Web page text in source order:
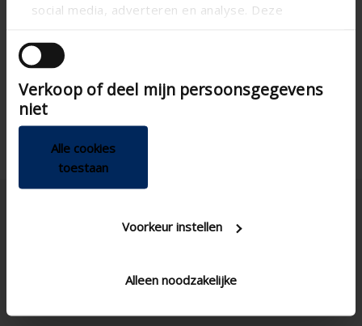
social media, adverteren en analyse. Deze
andere informatie die u aan ze heeft verstrekt of
die ze hebben verzameld op basis van uw gebruik
van hun services.
Verkoop of deel mijn persoonsgegevens
niet
Alle cookies
toestaan
Voorkeur instellen
Alleen noodzakelijke
Fan
DIY Control
DIY Material
DIY shape
Rectangular